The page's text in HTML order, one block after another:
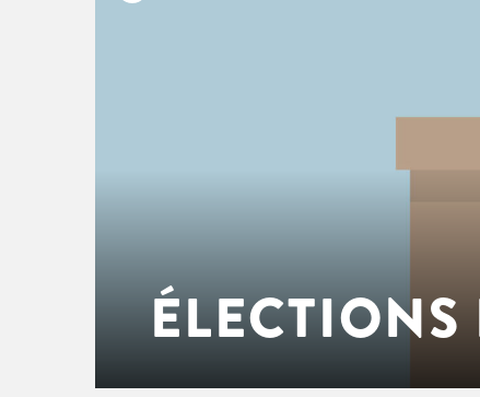
Cadre de vie
Culture
Logement
État-civil & papiers
Séances du Conseil municipal
Actes administratifs
Ville éducative
Ville écologique